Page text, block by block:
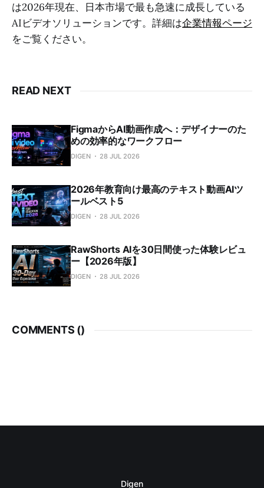
は2026年現在、日本市場で最も急速に成長している
AIビデオソリューションです。詳細は企業情報ページ
をご覧ください。
READ NEXT
FigmaからAI動画作成へ：デザイナーのた
めの効率的なワークフロー
DIGEN 28 JUL 2026
2026年教育向け最高のテキスト動画AIツ
ールベスト5
DIGEN 28 JUL 2026
RawShorts AIを30日間使った体験レビュ
ー【2026年版】
DIGEN 28 JUL 2026
COMMENTS ()
Digen